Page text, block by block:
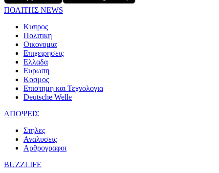
ΠΟΛΙΤΗΣ NEWS
Κυπρος
Πολιτικη
Οικονομια
Επιχειρησεις
Ελλαδα
Ευρωπη
Κοσμος
Επιστημη και Τεχνολογια
Deutsche Welle
ΑΠΟΨΕΙΣ
Στηλες
Αναλυσεις
Αρθρογραφοι
BUZZLIFE